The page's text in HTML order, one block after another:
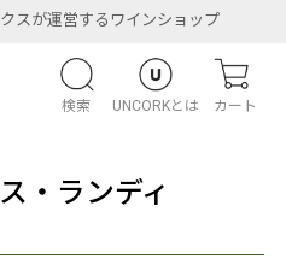
スが運営するワインショップ
検索 UNCORKとは カート
・ランディ